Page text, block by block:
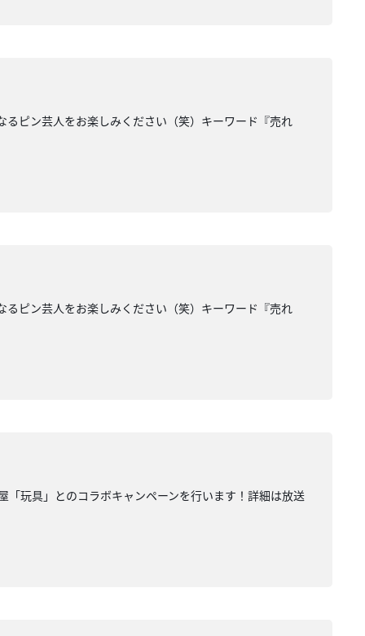
ピン芸人をお楽しみください（笑）キーワード『売れ
ピン芸人をお楽しみください（笑）キーワード『売れ
玩具」とのコラボキャンペーンを行います！詳細は放送